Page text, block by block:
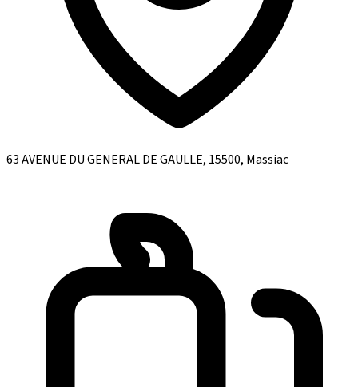
63 AVENUE DU GENERAL DE GAULLE, 15500, Massiac